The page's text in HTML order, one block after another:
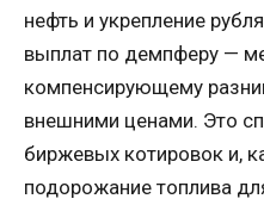
нефть и укрепление
выплат по демпферу —
компенсирующему
внешними ценами. Это
биржевых котировок и,
подорожание топлива